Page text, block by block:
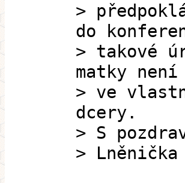
>
do
> takové
matky není
> ve
dcery.
> S
> Lněnička